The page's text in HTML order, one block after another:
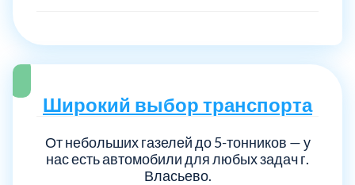
Широкий выбор транспорта
От небольших газелей до 5-тонников — у
нас есть автомобили для любых задач г.
Власьево.